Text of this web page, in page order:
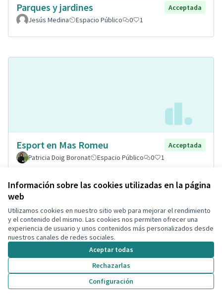
Información sobre las cookies utilizadas en la página
web
Utilizamos cookies en nuestro sitio web para mejorar el rendimiento
y el contenido del mismo. Las cookies nos permiten ofrecer una
experiencia de usuario y unos contenidos más personalizados desde
nuestros canales de redes sociales.
Aceptar todas
Rechazarlas
Configuración
Parques y jardines
Acceptada
Jesús Medina
Espacio Público 0 1
Esport en Mas Romeu
Acceptada
Patricia Doig Boronat
Espacio Público 0 1
Implantación de puntos